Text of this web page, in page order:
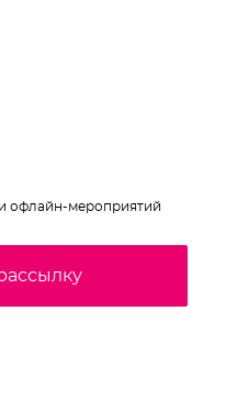
офлайн-мероприятий